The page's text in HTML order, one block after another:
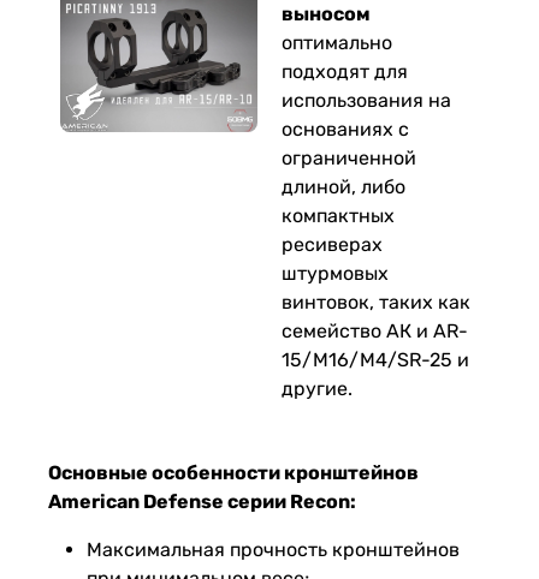
выносом
оптимально
подходят для
использования на
основаниях с
ограниченной
длиной, либо
компактных
ресиверах
штурмовых
винтовок, таких как
семейство АК и AR-
15/M16/M4/SR-25 и
другие.
Основные особенности кронштейнов
American Defense серии Recon:
Максимальная прочность кронштейнов